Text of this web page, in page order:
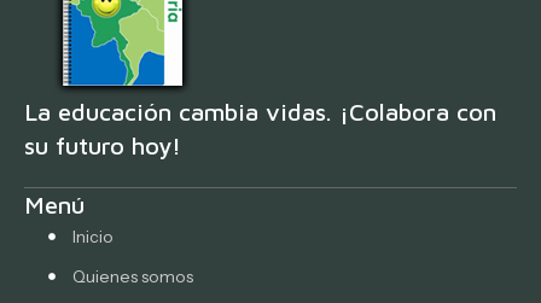
La educación cambia vidas. ¡Colabora con
su futuro hoy!
Menú
Inicio
Quienes somos